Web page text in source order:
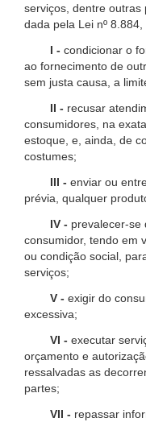
serviços, dentre
dada pela Lei nº
I - condicionar o
ao fornecimento de
sem justa causa, a
II - recusar
consumidores, na
estoque, e, ainda, de
costumes;
III - enviar ou
prévia, qualquer
IV - prevalecer-se
consumidor, tendo em
ou condição social,
serviços;
V - exigir do
excessiva;
VI - executar
orçamento e
ressalvadas as
partes;
VII - repassar